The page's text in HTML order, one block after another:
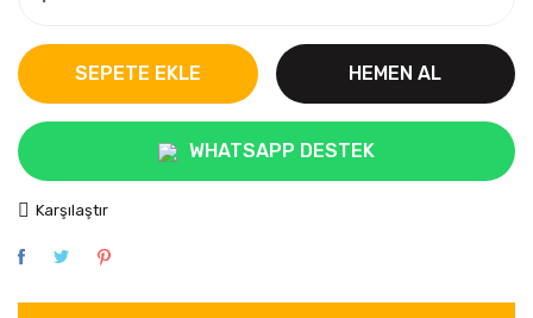
SEPETE EKLE HEMEN AL
WHATSAPP DESTEK
Karşılaştır